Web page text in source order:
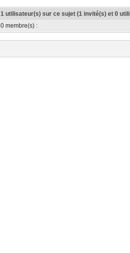
1 utilisateur(s) sur ce sujet (1 invité(s) et 0
0 membre(s) :